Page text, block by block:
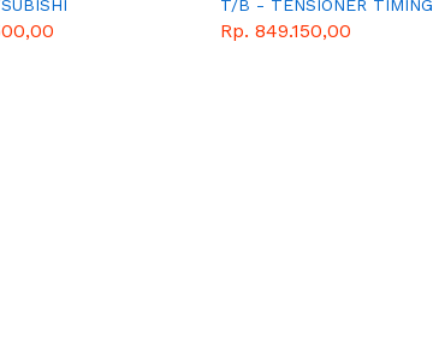
T/B - TENSIONER TIMING
BELT - SPAREPART -
MITSUBISHI - XPANDER
Rp. 849.150,00